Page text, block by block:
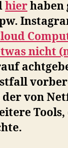
hierhaben
nicht
von